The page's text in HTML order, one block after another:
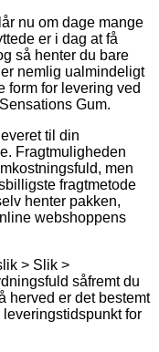
nu om dage mange
er i dag at få
så henter du bare
nemlig ualmindeligt
form for levering ved
Gum.
til din
Fragtmuligheden
men
fragtmetode
henter pakken,
webshoppens
> Slik >
såfremt du
herved er det bestemt
for